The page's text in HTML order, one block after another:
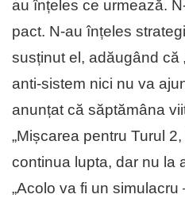
au înțeles ce urmează.
pact. N-au înțeles
susținut el, adăugând că
anti-sistem nici nu va
anunțat că săptămâna
„Mișcarea pentru Turul
continua lupta, dar nu la
„Acolo va fi un simulacru